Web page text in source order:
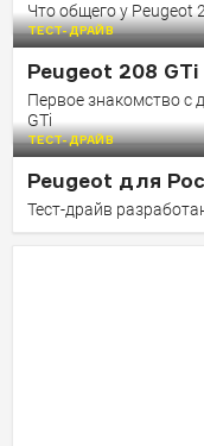
Что общего у Peugeot
ТЕСТ-ДРАЙВ
Peugeot 208 GTi
Первое знакомство с
GTi
ТЕСТ-ДРАЙВ
Peugeot для
Тест-драйв